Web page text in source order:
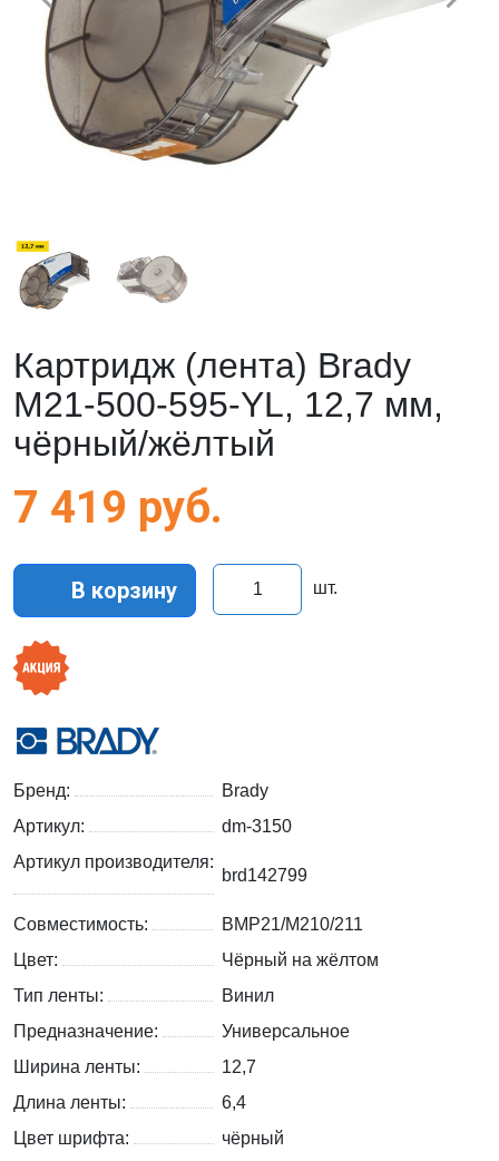
Картридж (лента) Brady
M21-500-595-YL, 12,7 мм,
чёрный/жёлтый
7 419 руб.
В корзину шт.
Бренд:
Brady
Артикул:
dm-3150
Артикул производителя:
brd142799
Совместимость:
BMP21/M210/211
Цвет:
Чёрный на жёлтом
Тип ленты:
Винил
Предназначение:
Универсальное
Ширина ленты:
12,7
Длина ленты:
6,4
Цвет шрифта:
чёрный